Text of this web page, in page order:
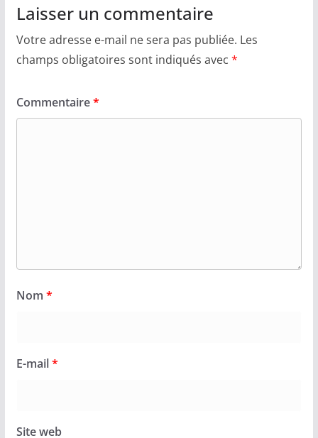
Laisser un commentaire
Votre adresse e-mail ne sera pas publiée. Les
champs obligatoires sont indiqués avec *
Commentaire*
Nom *
E-mail*
Site web